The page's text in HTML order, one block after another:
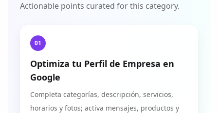
Actionable points curated for this category.
01
Optimiza tu Perfil de Empresa en
Google
Completa categorías, descripción, servicios,
horarios y fotos; activa mensajes, productos y